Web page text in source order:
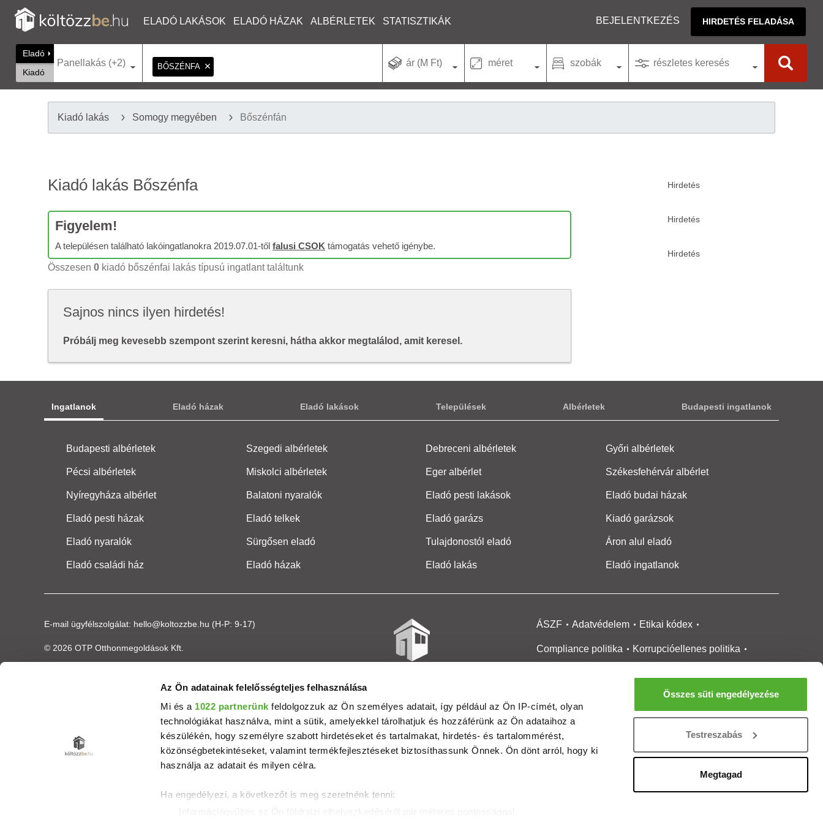
Az Ön adatainak felelősségteljes felhasználása
Mi és a 1022 partnerünk feldolgozzuk az Ön személyes adatait, így például az Ön IP-címét, olyan
technológiákat használva, mint a sütik, amelyekkel tárolhatjuk és hozzáférünk az Ön adataihoz a
készülékén, hogy személyre szabott hirdetéseket és tartalmakat, hirdetés- és tartalommérést,
közönségbetekintéseket, valamint termékfejlesztéseket biztosíthassunk Önnek. Ön dönt arról, hogy ki
használja az adatait és milyen célra.
Ha engedélyezi, a következőt is meg szeretnénk tenni:
Összes süti engedélyezése
Testreszabás
Megtagad
ELADÓ LAKÁSOK ELADÓ HÁZAK ALBÉRLETEK STATISZTIKÁK BEJELENTKEZÉS HIRDETÉS FELADÁSA
Eladó
Kiadó
Panellakás (+2) BŐSZÉNFA ár (M Ft) méret szobák részletes keresés
Kiadó lakás Somogy megyében Bőszénfán
Kiadó lakás Bőszénfa
Figyelem!
A településen található lakóingatlanokra 2019.07.01-től falusi CSOK támogatás vehető igénybe.
Összesen 0 kiadó bőszénfai lakás típusú ingatlant találtunk
Sajnos nincs ilyen hirdetés!
Próbálj meg kevesebb szempont szerint keresni, hátha akkor megtalálod, amit keresel.
Ingatlanok Eladó házak Eladó lakások Települések Albérletek Budapesti ingatlanok
Budapesti albérletek Szegedi albérletek Debreceni albérletek Győri albérletek
Pécsi albérletek Miskolci albérletek Eger albérlet Székesfehérvár albérlet
Nyíregyháza albérlet Balatoni nyaralók Eladó pesti lakások Eladó budai házak
Eladó pesti házak Eladó telkek Eladó garázs Kiadó garázsok
Eladó nyaralók Sürgősen eladó Tulajdonostól eladó Áron alul eladó
Eladó családi ház Eladó házak Eladó lakás Eladó ingatlanok
E-mail ügyfélszolgálat: hello@koltozzbe.hu (H-P: 9-17)
© 2026 OTP Otthonmegoldások Kft.
ÁSZF Adatvédelem Etikai kódex
Compliance politika Korrupcióellenes politika
Médiaajánlat
Ingatlanközvetítőknek
Magánszemélyeknek
Új építésű lakások
Tartalommoderálási jelentés